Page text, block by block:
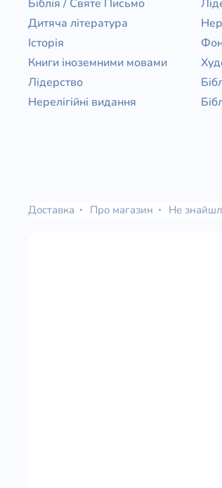
Біблія / Святе Письмо
Дитяча література
Історія
Книги іноземними мовами
Лідерство
Нерелігійні видання
Доставка Про магазин Не